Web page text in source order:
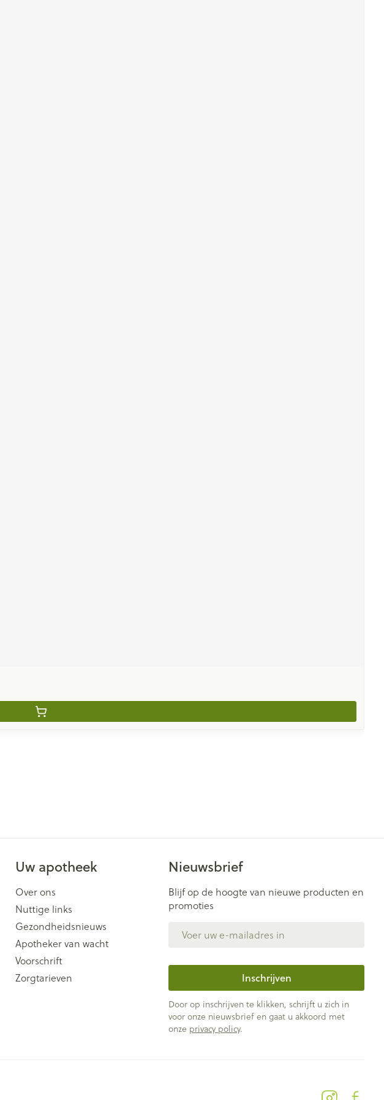
Uw apotheek
Over ons
Nuttige links
Gezondheidsnieuws
Apotheker van wacht
Voorschrift
Zorgtarieven
Nieuwsbrief
Blijf op de hoogte van nieuwe producten en
promoties
Inschrijven
Door op inschrijven te klikken, schrijft u zich in
voor onze nieuwsbrief en gaat u akkoord met
onze privacy policy.